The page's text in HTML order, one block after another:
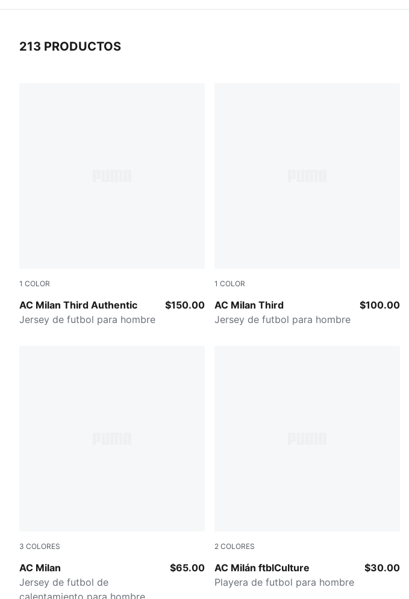
213 PRODUCTOS
1 COLOR
AC Milan Third Authentic
Flat Dark Gray-Glowing Red
Jersey de futbol para hombre
$150.00
1 COLOR
AC Milan Third
Flat Dark Gray-Glowing Red
Jersey de futbol para hombre
$100.00
3 COLORES
AC Milan
Gray Sky-PUMA Black
Jersey de futbol de
calentamiento para hombre
$65.00
2 COLORES
AC Milán ftblCulture
FLAT DARK GRAY
Playera de futbol para hombre
$30.00